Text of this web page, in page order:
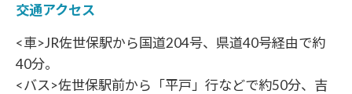
交通アクセス
<車>JR佐世保駅から国道204号、県道40号経由で約
40分。
<バス>佐世保駅前から「平戸」行などで約50分、吉